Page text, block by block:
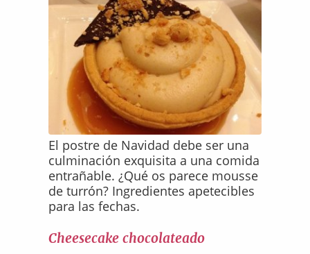
El postre de Navidad debe ser una
culminación exquisita a una comida
entrañable. ¿Qué os parece mousse
de turrón? Ingredientes apetecibles
para las fechas.
Cheesecake chocolateado